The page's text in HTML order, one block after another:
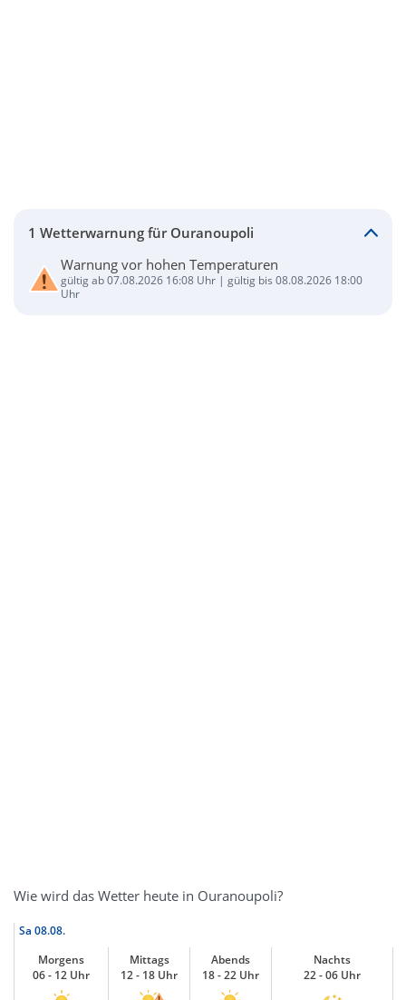
1 Wetterwarnung für Ouranoupoli
Warnung vor hohen Temperaturen
gültig ab 07.08.2026 16:08 Uhr | gültig bis 08.08.2026 18:00
Uhr
Wie wird das Wetter heute in Ouranoupoli?
Sa 08.08.
Morgens
06 - 12 Uhr
Mittags
12 - 18 Uhr
Abends
18 - 22 Uhr
Nachts
22 - 06 Uhr